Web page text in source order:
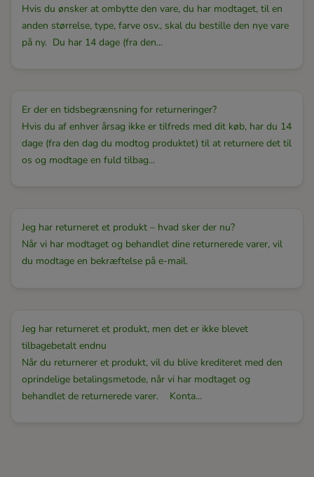
Hvis du ønsker at ombytte den vare, du har modtaget, til en
anden størrelse, type, farve osv., skal du bestille den nye vare
på ny. Du har 14 dage (fra den...
Er der en tidsbegrænsning for returneringer?
Hvis du af enhver årsag ikke er tilfreds med dit køb, har du 14
dage (fra den dag du modtog produktet) til at returnere det til
os og modtage en fuld tilbag...
Jeg har returneret et produkt – hvad sker der nu?
Når vi har modtaget og behandlet dine returnerede varer, vil
du modtage en bekræftelse på e-mail.
Jeg har returneret et produkt, men det er ikke blevet
tilbagebetalt endnu
Når du returnerer et produkt, vil du blive krediteret med den
oprindelige betalingsmetode, når vi har modtaget og
behandlet de returnerede varer. Konta...